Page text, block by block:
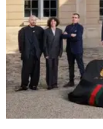
Sociedad y tiempo
libre
El tiempo
Fúnebres
Clasificados